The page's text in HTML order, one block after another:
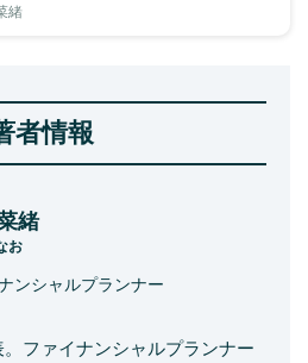
緒
者情報
緒
お
ンシャルプランナー
ファイナンシャルプランナー